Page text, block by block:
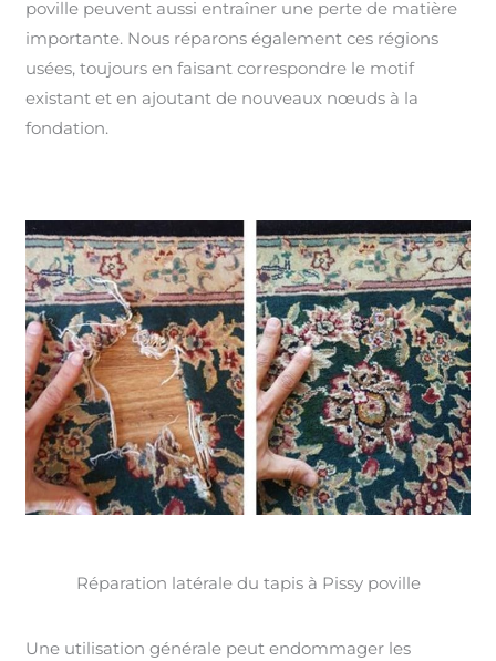
poville peuvent aussi entraîner une perte de matière
importante. Nous réparons également ces régions
usées, toujours en faisant correspondre le motif
existant et en ajoutant de nouveaux nœuds à la
fondation.
Réparation latérale du tapis à Pissy poville
Une utilisation générale peut endommager les